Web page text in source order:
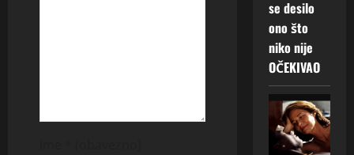
se desilo
ono što
niko nije
OČEKIVAO